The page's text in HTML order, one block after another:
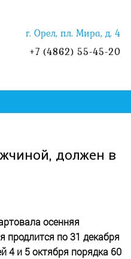
г. Орел, пл. Мира, д. 4
+7 (4862) 55-45-20
должен в
осенняя
продлится по 31 декабря
4 и 5 октября порядка 60